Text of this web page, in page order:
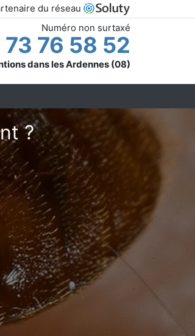
du réseau
Numéro non surtaxé
76 58 52
dans les Ardennes (08)
?